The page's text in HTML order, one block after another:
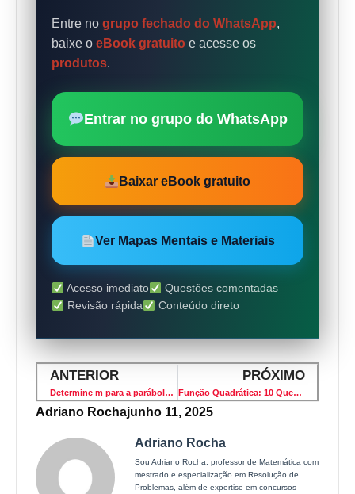
Entre no grupo fechado do WhatsApp,
baixe o eBook gratuito e acesse os
produtos.
Entrar no grupo do WhatsApp
Baixar eBook gratuito
Ver Mapas Mentais e Materiais
Acesso imediato
Questões comentadas
Revisão rápida
Conteúdo direto
ANTERIOR
Determine m para a parábola passar por um ponto
PRÓXIMO
Função Quadrática: 10 Questões Resolvidas Passo a Passo com Gráficos, Raízes e Vértices
Adriano Rochajunho 11, 2025
Adriano Rocha
Sou Adriano Rocha, professor de Matemática com
mestrado e especialização em Resolução de
Problemas, além de expertise em concursos